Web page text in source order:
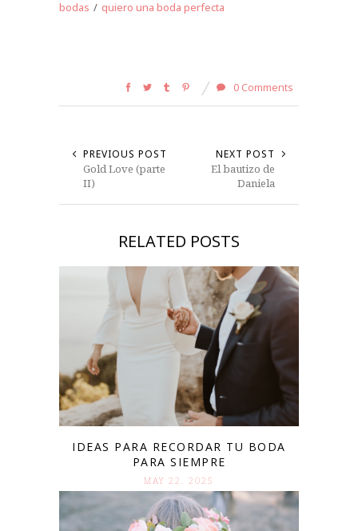
bodas / quiero una boda perfecta
0 Comments
PREVIOUS POST
Gold Love (parte
II)
NEXT POST
El bautizo de
Daniela
RELATED POSTS
IDEAS PARA RECORDAR TU BODA
PARA SIEMPRE
MAY 22. 2025